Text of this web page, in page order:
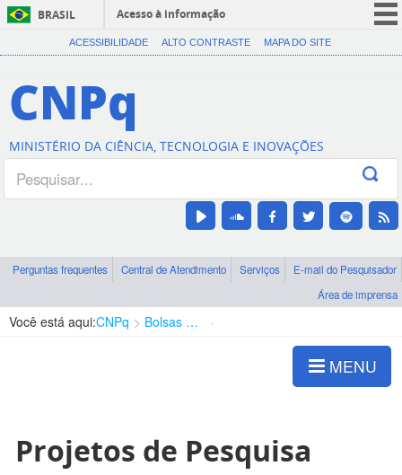
BRASIL
Acesso à informação
CORONAVÍRUS (COVID-19)
Canais
ACESSIBILIDADE ALTO CONTRASTE MAPA DO SITE
CNPq
MINISTÉRIO DA CIÊNCIA, TECNOLOGIA E INOVAÇÕES
Perguntas frequentes Central de Atendimento Serviços
E-mail do Pesquisador
Área de imprensa
Você está aqui:CNPq Bolsas e Auxílios Vigentes
MENU
Projetos de Pesquisa